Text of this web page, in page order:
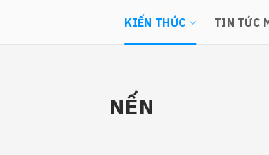
KIẾN THỨC TIN TỨC
NẾN